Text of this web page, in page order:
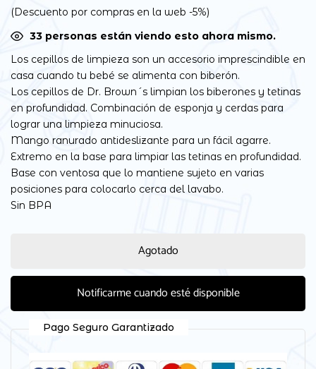
(Descuento por compras en la web -5%)
33 personas están viendo esto ahora mismo.
Los cepillos de limpieza son un accesorio imprescindible en
casa cuando tu bebé se alimenta con biberón.
Los cepillos de Dr. Brown´s limpian los biberones y tetinas
en profundidad. Combinación de esponja y cerdas para
lograr una limpieza minuciosa.
Mango ranurado antideslizante para un fácil agarre.
Extremo en la base para limpiar las tetinas en profundidad.
Base con ventosa que lo mantiene sujeto en varias
posiciones para colocarlo cerca del lavabo.
Sin BPA
Agotado
Notificarme cuando esté disponible
Pago Seguro Garantizado